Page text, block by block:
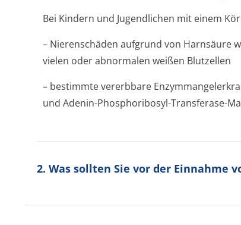
Bei Kindern und Jugendlichen mit einem
– Nierenschäden aufgrund von Harnsäure
vielen oder abnormalen weißen Blutzellen
– bestimmte vererbbare
und Adenin-Phosphoribosyl-Transferase-
2. Was sollten Sie vor der Einnahme